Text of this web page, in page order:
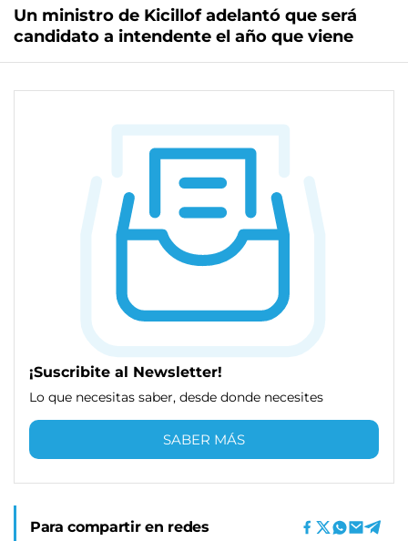
Un ministro de Kicillof adelantó que será
candidato a intendente el año que viene
¡Suscribite al Newsletter!
Lo que necesitas saber, desde donde necesites
SABER MÁS
Para compartir en redes